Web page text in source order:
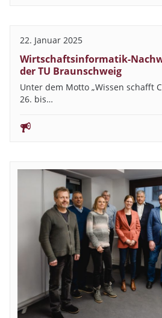
22. Januar 2025
Wirtschaftsinformatik-
der TU Braunschweig
Unter dem Motto „Wissen schafft
26. bis…